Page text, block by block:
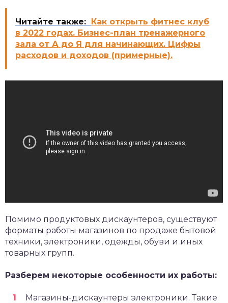
Читайте также: Как открыть фитнес клуб
в 2022 годах. Бизнес-план тренажерного
зала от А до Я для начинающих. Цифры
расходов и доходов (примерные).
Помимо продуктовых дискаунтеров, существуют
форматы работы магазинов по продаже бытовой
техники, электроники, одежды, обуви и иных
товарных групп.
Разберем некоторые особенности их работы:
Магазины-дискаунтеры электроники. Такие